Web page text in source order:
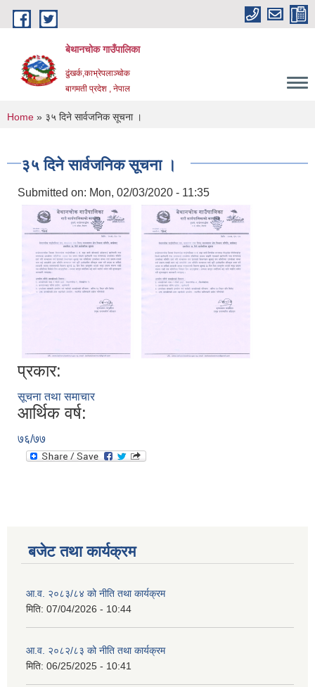
Skip to main content
बेथानचोक गाउँपालिका
ढुंखर्क,काभ्रेपलाञ्चाेक
बागमती प्रदेश , नेपाल
You are here
Home » ३५ दिने सार्वजनिक सूचना ।
३५ दिने सार्वजनिक सूचना ।
Submitted on: Mon, 02/03/2020 - 11:35
प्रकार:
सूचना तथा समाचार
आर्थिक वर्ष:
७६/७७
बजेट तथा कार्यक्रम
आ.व. २०८३/८४ को नीति तथा कार्यक्रम
मिति: 07/04/2026 - 10:44
आ.व. २०८२/८३ को नीति तथा कार्यक्रम
मिति: 06/25/2025 - 10:41